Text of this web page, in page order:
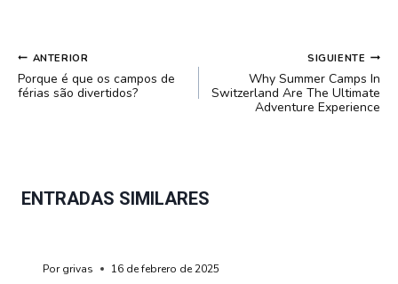
NAVEGACIÓN
DE
ENTRADAS
ANTERIOR
Porque é que os campos de
férias são divertidos?
SIGUIENTE
Why Summer Camps In
Switzerland Are The Ultimate
Adventure Experience
ENTRADAS SIMILARES
Por grivas 16 de febrero de 2025